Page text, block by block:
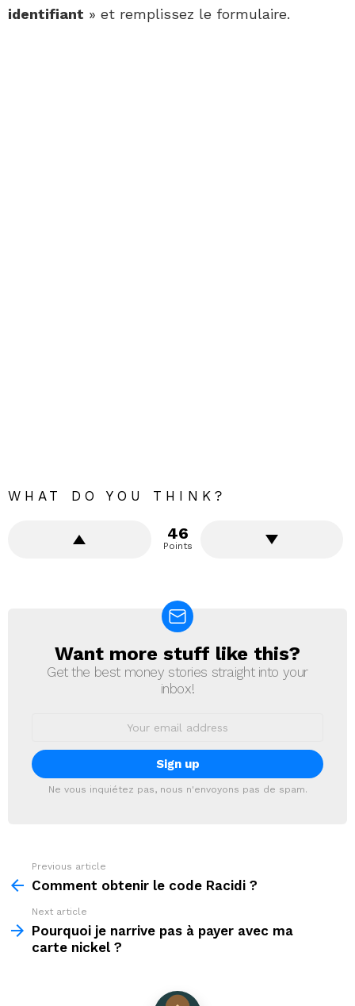
identifiant » et remplissez le formulaire.
WHAT DO YOU THINK?
46
Points
NEWSLETTER
Want more stuff like this?
Get the best money stories straight into your
inbox!
Ne vous inquiétez pas, nous n'envoyons pas de spam.
more
Previous article
Comment obtenir le code Racidi ?
Next article
Pourquoi je narrive pas à payer avec ma
carte nickel ?